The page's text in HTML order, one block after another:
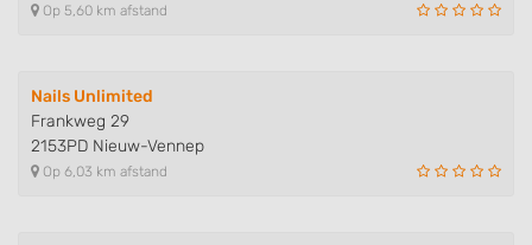
Op 5,60 km afstand
Nails Unlimited
Frankweg 29
2153PD Nieuw-Vennep
Op 6,03 km afstand
sources
Develop and improve services